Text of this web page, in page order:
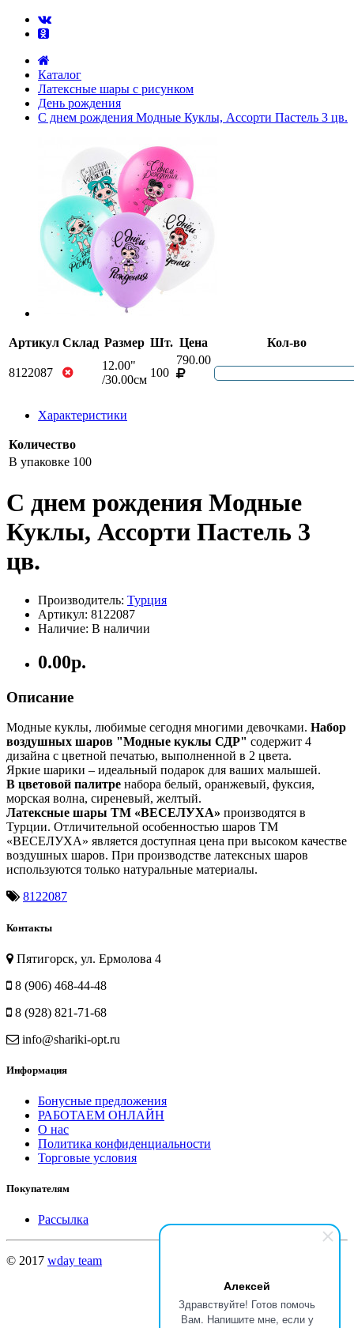
Алексей
Здравствуйте! Готов помочь
Вам. Напишите мне, если у
Каталог
Латексные шары с рисунком
День рождения
С днем рождения Модные Куклы, Ассорти Пастель 3 цв.
Артикул Склад Размер Шт. Цена Кол-во
8122087
12.00"
/30.00см
100
790.00
Характеристики
Количество
В упаковке 100
С днем рождения Модные
Куклы, Ассорти Пастель 3
цв.
Производитель: Турция
Артикул: 8122087
Наличие: В наличии
0.00р.
Описание
Модные куклы, любимые сегодня многими девочками. Набор
воздушных шаров "Модные куклы СДР" содержит 4
дизайна с цветной печатью, выполненной в 2 цвета.
Яркие шарики – идеальный подарок для ваших малышей.
В цветовой палитре набора белый, оранжевый, фуксия,
морская волна, сиреневый, желтый.
Латексные шары ТМ «ВЕСЕЛУХА» производятся в
Турции. Отличительной особенностью шаров ТМ
«ВЕСЕЛУХА» является доступная цена при высоком качестве
воздушных шаров. При производстве латексных шаров
используются только натуральные материалы.
8122087
Контакты
Пятигорск, ул. Ермолова 4
8 (906) 468-44-48
8 (928) 821-71-68
info@shariki-opt.ru
Информация
Бонусные предложения
РАБОТАЕМ ОНЛАЙН
О нас
Политика конфиденциальности
Торговые условия
Покупателям
Рассылка
© 2017 wday team